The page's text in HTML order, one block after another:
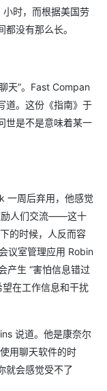
时，而根据美国劳
没有那么长。
天”。Fast Compan
道。这份《指南》于
世是不是意味着某一
一周后弃用，他感觉
励人们交流——这十
的时候，人反而容
议室管理应用 Robin
产生 “害怕信息错过
在工作信息和干扰
说道。他是康奈尔
用聊天软件的时
就会感觉受不了